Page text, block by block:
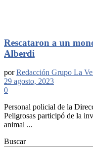
Rescataron a un
Alberdi
por Redacción Grupo La
29 agosto, 2023
0
Personal policial de la
Peligrosas participó de la
animal ...
Buscar